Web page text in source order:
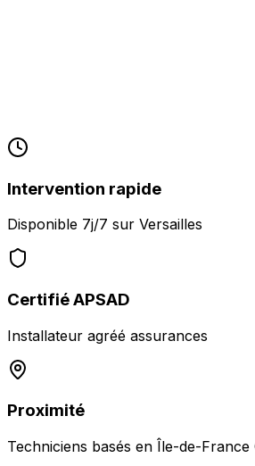
Intervention rapide
Disponible 7j/7 sur Versailles
Certifié APSAD
Installateur agréé assurances
Proximité
Techniciens basés en Île-de-France